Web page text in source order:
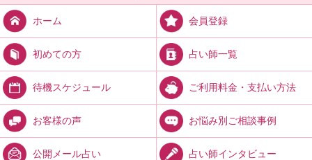
ホーム 会員登録
初めての方 占い師一覧
待機スケジュール ご利用料金・支払い方法
お客様の声 お悩み別ご相談事例
公開メール占い 占い師インタビュー